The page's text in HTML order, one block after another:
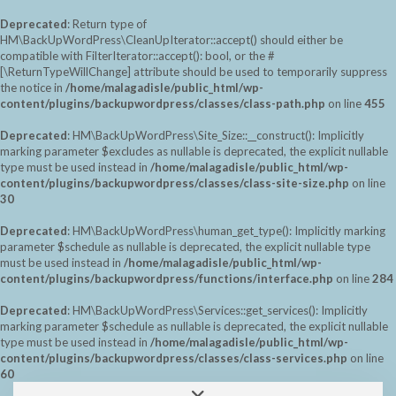
Deprecated: Return type of
HM\BackUpWordPress\CleanUpIterator::accept() should either be
compatible with FilterIterator::accept(): bool, or the #
[\ReturnTypeWillChange] attribute should be used to temporarily suppress
the notice in /home/malagadisle/public_html/wp-
content/plugins/backupwordpress/classes/class-path.php on line455
Deprecated: HM\BackUpWordPress\Site_Size::__construct(): Implicitly
marking parameter $excludes as nullable is deprecated, the explicit nullable
type must be used instead in /home/malagadisle/public_html/wp-
content/plugins/backupwordpress/classes/class-site-size.php on line
30
Deprecated: HM\BackUpWordPress\human_get_type(): Implicitly marking
parameter $schedule as nullable is deprecated, the explicit nullable type
must be used instead in /home/malagadisle/public_html/wp-
content/plugins/backupwordpress/functions/interface.php on line284
Deprecated: HM\BackUpWordPress\Services::get_services(): Implicitly
marking parameter $schedule as nullable is deprecated, the explicit nullable
type must be used instead in /home/malagadisle/public_html/wp-
content/plugins/backupwordpress/classes/class-services.php on line
60